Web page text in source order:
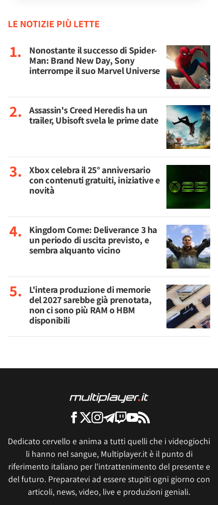
LE NOTIZIE PIÙ LETTE
Nonostante il successo di Spider-
Man: Brand New Day, Sony
interrompe il suo Marvel Universe
Assassin's Creed Heredis ha un
trailer, Ubisoft svela le prime date
Xbox celebra il 25° anniversario
con contenuti gratuiti, iniziative e
novità
Kingdom Come: Deliverance 3 ha
un periodo di uscita previsto, e
sembra alquanto vicino
L'intera produzione di memorie
del 2027 sarebbe già prenotata,
non ci sono più RAM o HBM
disponibili
Dedicato cervello e anima a tutti quelli che i videogiochi
li hanno nel sangue, Multiplayer.it è il punto di
riferimento italiano per l'intrattenimento del presente e
del futuro. Preparatevi ad essere stupiti ogni giorno con
articoli, news, video, live e produzioni geniali.